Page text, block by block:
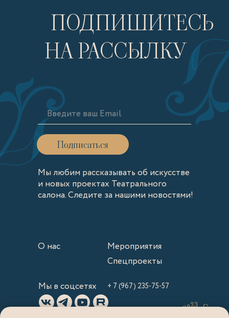
Мы любим рассказывать об искусстве
и новых проектах Театрального
cалона. Следите за нашими новостями!
ПОДПИШИТЕСЬ
НА РАССЫЛКУ
Подписаться
+ 7 (967) 235-75-57
Мы в соцсетях
Мероприятия
О нас
Спецпроекты